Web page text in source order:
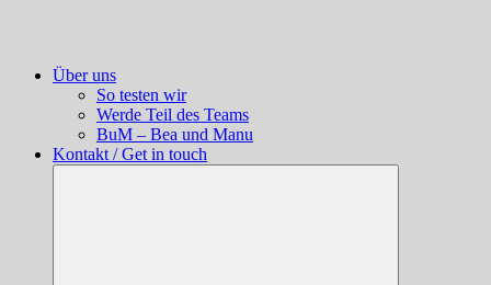
Über uns
So testen wir
Werde Teil des Teams
BuM – Bea und Manu
Kontakt / Get in touch